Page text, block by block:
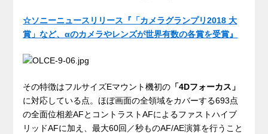
☆ソニーニュースリリース『「カメラグランプリ2018 大
賞」など、αのカメラやレンズが世界有数の各賞を受賞』
その特徴はフルサイズEマウント機初の 「4Dフォーカス」
に対応している点。ほぼ画面の全領域をカバーする693点
の全面位相差AFとコントラストAFによるファストハイブ
リッドAFに加え、最大60回／秒ものAF/AE演算を行うこと